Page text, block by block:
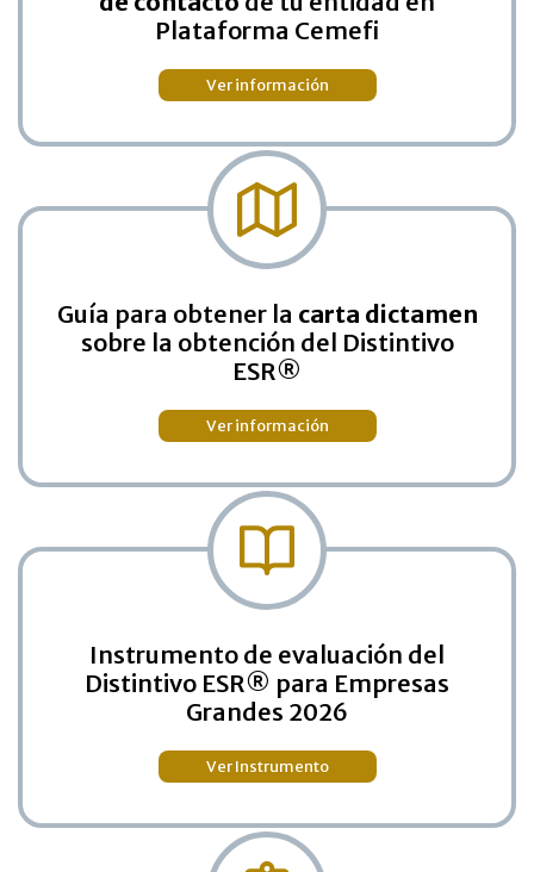
Plataforma Cemefi
Ver información
Guía para obtener la carta dictamen
sobre la obtención del Distintivo
ESR®
Ver información
Instrumento de evaluación del
Distintivo ESR® para Empresas
Grandes 2026
Ver Instrumento